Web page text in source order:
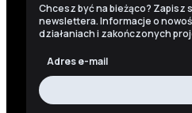
Chcesz być na bieżąco? Zapisz
newslettera. Informacje o
działaniach i zakończonych
Adres e-mail